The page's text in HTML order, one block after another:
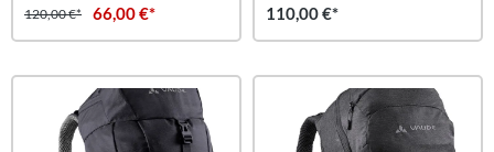
120,00 €* 66,00 €* 110,00 €*